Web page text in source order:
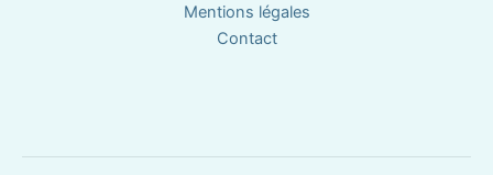
Mentions légales
Contact